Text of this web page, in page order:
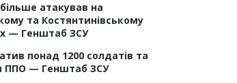
атакував на
та Костянтинівському
— Генштаб ЗСУ
понад 1200 солдатів та
ППО — Генштаб ЗСУ